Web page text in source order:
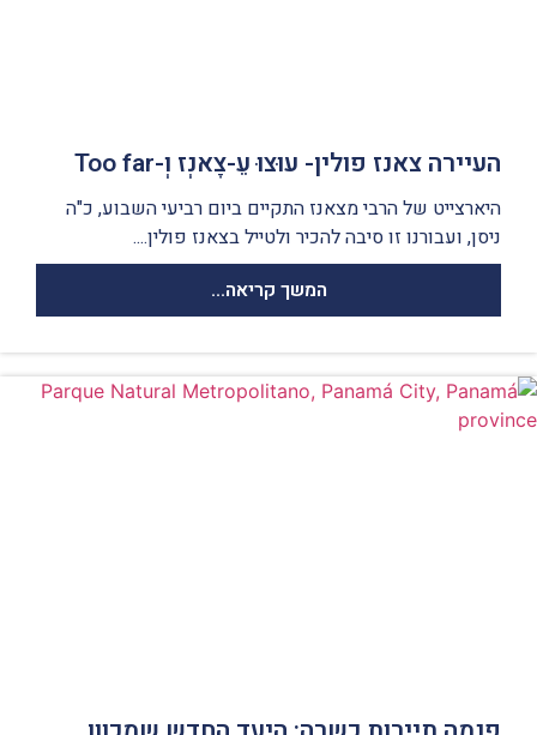
העיירה צאנז פולין- עוּצוּ עֵ-צָאנְז וְ-Too far
היארצייט של הרבי מצאנז התקיים ביום רביעי השבוע, כ"ה
ניסן, ועבורנו זו סיבה להכיר ולטייל בצאנז פולין....
המשך קריאה...